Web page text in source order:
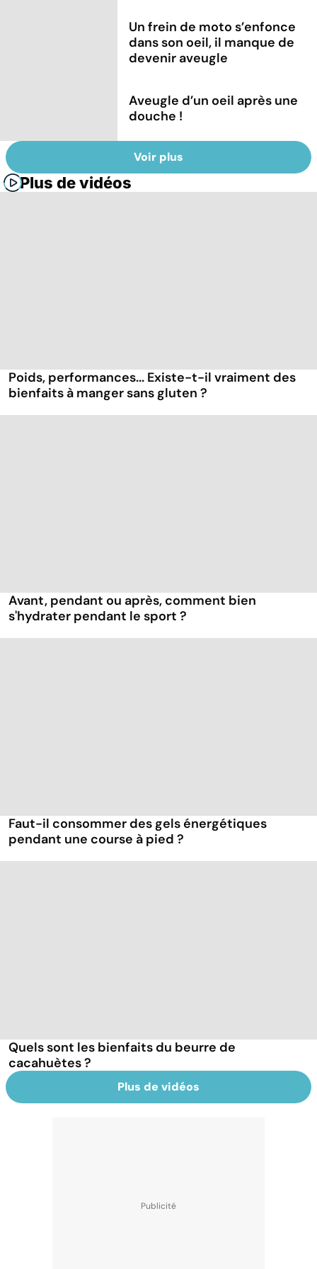
Un frein de moto s’enfonce
dans son oeil, il manque de
devenir aveugle
Aveugle d’un oeil après une
douche !
Voir plus
Plus de vidéos
Poids, performances... Existe-t-il vraiment des
bienfaits à manger sans gluten ?
Avant, pendant ou après, comment bien
s'hydrater pendant le sport ?
Faut-il consommer des gels énergétiques
pendant une course à pied ?
Quels sont les bienfaits du beurre de
cacahuètes ?
Plus de vidéos